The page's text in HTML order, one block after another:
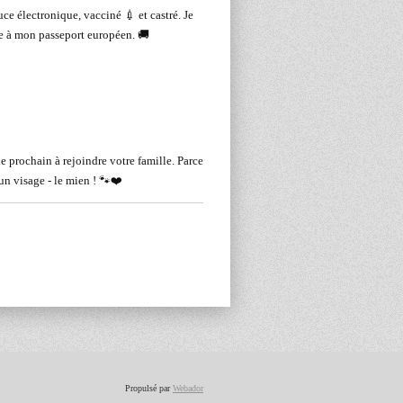
électronique, vacciné 💉 et castré. Je
à mon passeport européen. 🚚
prochain à rejoindre votre famille. Parce
visage - le mien ! 🐾❤️
Propulsé parWebador